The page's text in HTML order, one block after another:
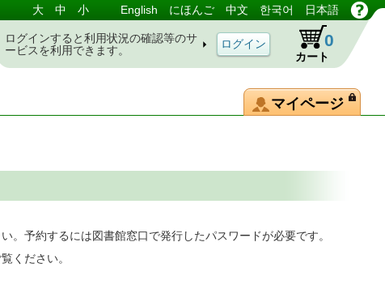
大 中 小 English にほんご 中文 한국어 日本語
ログインすると利用状況の確認等のサ
ービスを利用できます。
カート
0
マイページ
。予約するには図書館窓口で発行したパスワードが必要です。
ください。